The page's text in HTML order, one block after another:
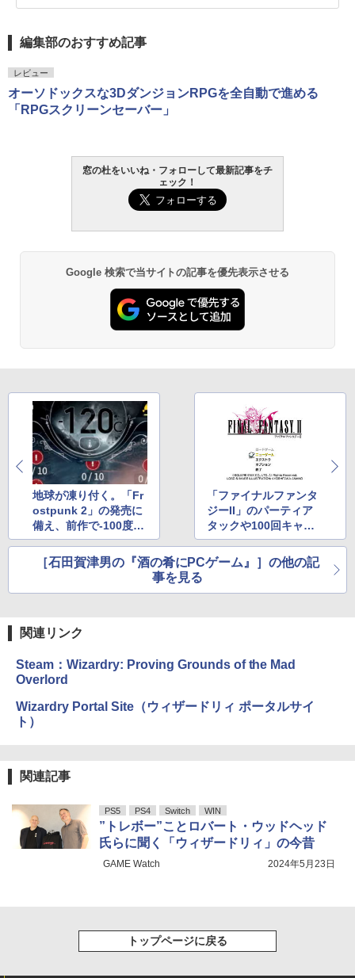
編集部のおすすめ記事
レビュー
オーソドックスな3DダンジョンRPGを全自動で進める
「RPGスクリーンセーバー」
窓の杜をいいね・フォローして最新記事をチ
ェック！
Google 検索で当サイトの記事を優先表示させる
地球が凍り付く。「Fr
ostpunk 2」の発売に
備え、前作で-100度未
満の恐怖を再体験
「ファイナルファンタ
ジーII」のパーティア
タックや100回キャン
セルはピクセルリマス
ター版でも必要？
［石田賀津男の『酒の肴にPCゲーム』］の他の記
事を見る
関連リンク
Steam：Wizardry: Proving Grounds of the Mad
Overlord
Wizardry Portal Site（ウィザードリィ ポータルサイ
ト）
関連記事
PS5 PS4 Switch WIN
”トレボー”ことロバート・ウッドヘッド
氏らに聞く「ウィザードリィ」の今昔
GAME Watch 2024年5月23日
トップページに戻る